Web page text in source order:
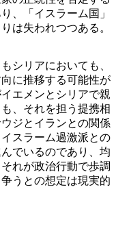
、「イスラーム国」
は失われつつある。
シリアにおいても、
に推移する可能性が
エメンとシリアで親
、それを担う提携相
ジとイランとの関係
スラーム過激派との
でいるのであり、均
れが政治行動で歩調
うとの想定は現実的